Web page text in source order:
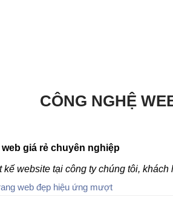
CÔNG NGHỆ
web giá rẻ chuyên nghiệp
kế website tại công ty chúng tôi,
web đẹp hiệu ứng mượt